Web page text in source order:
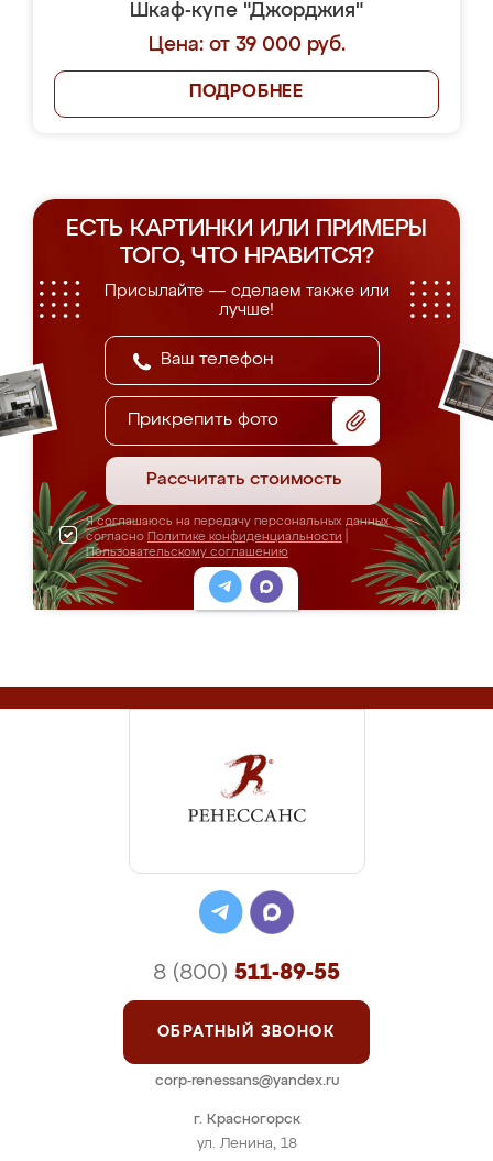
Шкаф-купе "Джорджия"
Цена: от 39 000 руб.
ПОДРОБНЕЕ
ЕСТЬ КАРТИНКИ ИЛИ ПРИМЕРЫ
ТОГО, ЧТО НРАВИТСЯ?
Присылайте — сделаем также или
лучше!
Прикрепить фото
Рассчитать стоимость
Я соглашаюсь на передачу персональных данных
согласно Политике конфиденциальности
Пользовательскому соглашению
г. Красногорск
ул. Ленина, 18
8 (800) 511-89-55
ОБРАТНЫЙ ЗВОНОК
corp-renessans@yandex.ru